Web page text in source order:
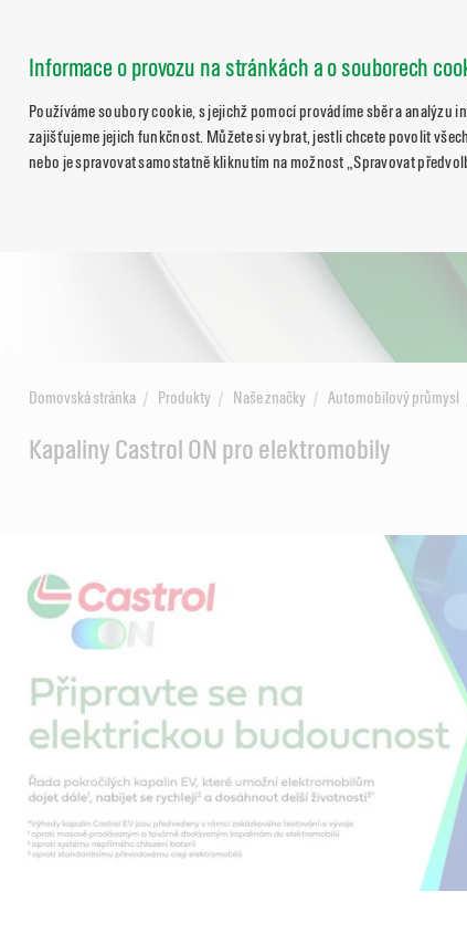
Informace o provozu na stránkách a o souborech
Používáme soubory cookie, s jejichž pomocí provádíme sběr a analýzu
zajišťujeme jejich funkčnost. Můžete si vybrat, jestli chcete povolit
nebo je spravovat samostatně kliknutím na možnost „Spravovat
Domovská stránka Produkty Naše značky Automobilový průmysl
Kapaliny Castrol ON pro elektromobily